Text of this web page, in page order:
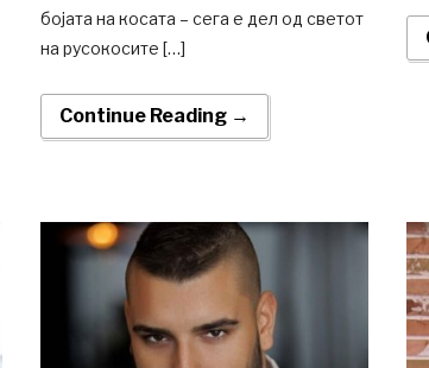
бојата на косата – сега е дел од светот
на русокосите […]
Continue Reading →